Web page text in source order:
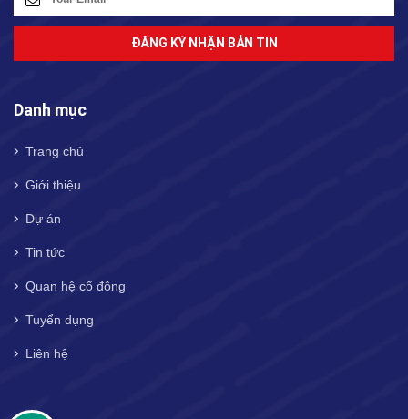
ĐĂNG KÝ NHẬN BẢN TIN
Danh mục
Trang chủ
Giới thiệu
Dự án
Tin tức
Quan hệ cổ đông
Tuyển dụng
Liên hệ